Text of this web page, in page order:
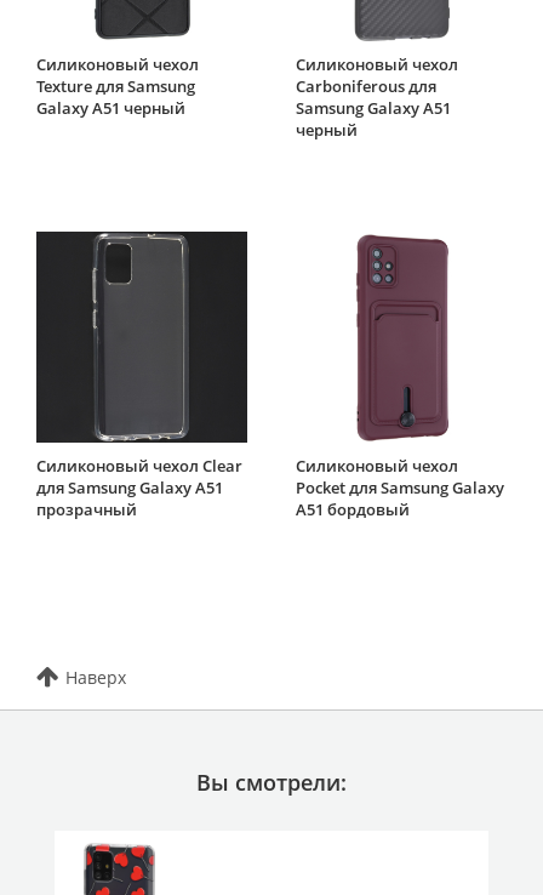
Силиконовый чехол
Texture для Samsung
Galaxy A51 черный
Силиконовый чехол
Carboniferous для
Samsung Galaxy A51
черный
Силиконовый чехол Clear
для Samsung Galaxy A51
прозрачный
Силиконовый чехол
Pocket для Samsung Galaxy
A51 бордовый
Наверх
Вы смотрели: